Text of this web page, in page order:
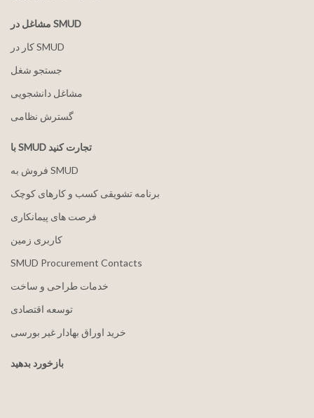
مشاغل در SMUD
کار در SMUD
جستجو شغل
مشاغل دانشجویی
گسترش نظامی
با SMUD تجارت کنید
فروش به SMUD
برنامه تشویقی کسب و کارهای کوچک
فرصت های پیمانکاری
کاربری زمین
SMUD Procurement Contacts
خدمات طراحی و ساخت
توسعه اقتصادی
خرید اوراق بهادار غیر بورسی
بازخورد بدهید